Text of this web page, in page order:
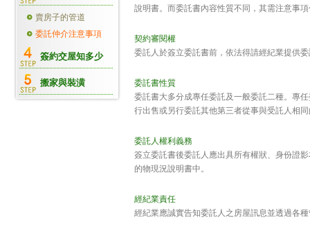
賣房子的管道
委託仲介注意事項
簽約交屋知多少
搬家與裝潢
說明書。而委託書內容性質不同，其需注意事
契約審閱權
委託人於簽立委託書前，依法得請經紀業提供
委託書性質
委託書大多分成專任委託及一般委託二種。專
行出售或另行委託其他第三者從事與受託人相
委託人權利義務
簽立委託書後委託人應出具所有權狀、身份證
的物現況說明書中。
經紀業責任
經紀業應誠實告知委託人之房屋訊息並透過各